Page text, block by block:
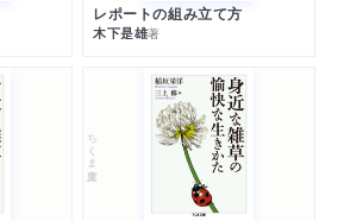
レポートの組み立て方
木下是雄著
ちくま文庫